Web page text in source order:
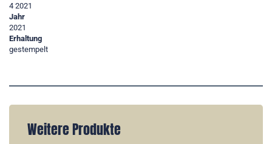
4 2021
Jahr
2021
Erhaltung
gestempelt
Weitere Produkte